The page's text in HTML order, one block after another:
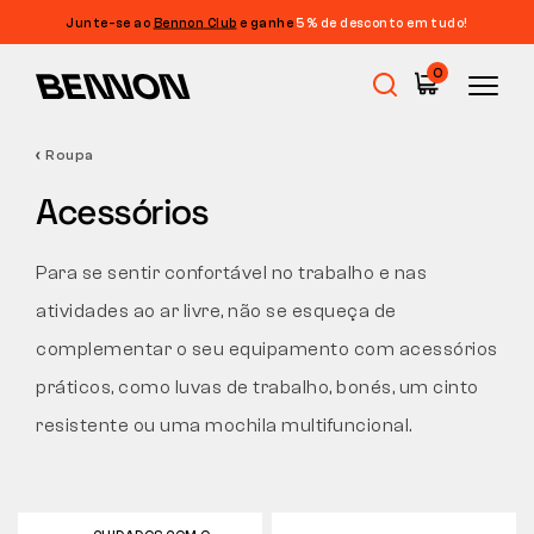
Junte-se ao Bennon Club e ganhe 5% de desconto em tudo!
0
Promoções
Barefoot
Outdoor
Roupa
Acessórios
Para se sentir confortável no trabalho e nas
atividades ao ar livre, não se esqueça de
complementar o seu equipamento com acessórios
práticos, como luvas de trabalho, bonés, um cinto
resistente ou uma mochila multifuncional.
Filtragem
COR
CARACTERÍSTICAS
CORTE
LIMPAR FILTROS